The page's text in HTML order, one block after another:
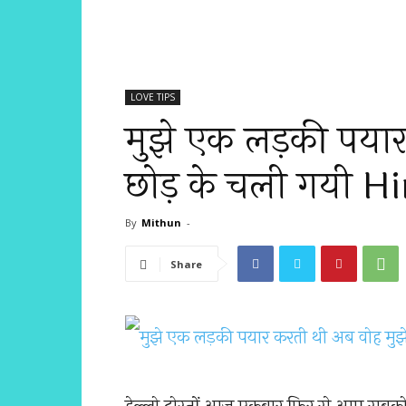
LOVE TIPS
मुझे एक लड़की
छोड़ के चली गयी
By Mithun -
Share